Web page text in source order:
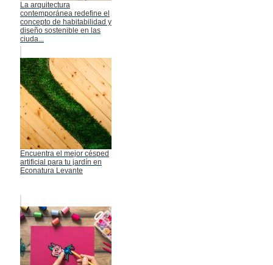
La arquitectura
contemporánea redefine el
concepto de habitabilidad y
diseño sostenible en las
ciuda...
Encuentra el mejor césped
artificial para tu jardín en
Econatura Levante